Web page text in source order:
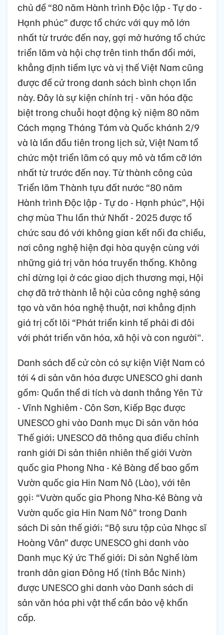
chủ đề “80 năm Hành trình Độc lập - Tự do -
Hạnh phúc” được tổ chức với quy mô lớn
nhất từ trước đến nay, gợi mở hướng tổ chức
triển lãm và hội chợ trên tinh thần đổi mới,
khẳng định tiềm lực và vị thế Việt Nam cũng
được đề cử trong danh sách bình chọn lần
này. Đây là sự kiện chính trị - văn hóa đặc
biệt trong chuỗi hoạt động kỷ niệm 80 năm
Cách mạng Tháng Tám và Quốc khánh 2/9
và là lần đầu tiên trong lịch sử, Việt Nam tổ
chức một triển lãm có quy mô và tầm cỡ lớn
nhất từ trước đến nay. Từ thành công của
Triển lãm Thành tựu đất nước “80 năm
Hành trình Độc lập - Tự do - Hạnh phúc”, Hội
chợ mùa Thu lần thứ Nhất - 2025 được tổ
chức sau đó với không gian kết nối đa chiều,
nơi công nghệ hiện đại hòa quyện cùng với
những giá trị văn hóa truyền thống. Không
chỉ dừng lại ở các giao dịch thương mại, Hội
chợ đã trở thành lễ hội của công nghệ sáng
tạo và văn hóa nghệ thuật, nơi khẳng định
giá trị cốt lõi “Phát triển kinh tế phải đi đôi
với phát triển văn hóa, xã hội và con người".
Danh sách đề cử còn có sự kiện Việt Nam có
tới 4 di sản văn hóa được UNESCO ghi danh
gồm: Quần thể di tích và danh thắng Yên Tử
- Vĩnh Nghiêm - Côn Sơn, Kiếp Bạc được
UNESCO ghi vào Danh mục Di sản văn hóa
Thế giới; UNESCO đã thông qua điều chỉnh
ranh giới Di sản thiên nhiên thế giới Vườn
quốc gia Phong Nha - Kẻ Bàng để bao gồm
Vườn quốc gia Hin Nam Nô (Lào), với tên
gọi: “Vườn quốc gia Phong Nha-Kẻ Bàng và
Vườn quốc gia Hin Nam Nô” trong Danh
sách Di sản thế giới; “Bộ sưu tập của Nhạc sĩ
Hoàng Vân” được UNESCO ghi danh vào
Danh mục Ký ức Thế giới; Di sản Nghề làm
tranh dân gian Đông Hồ (tỉnh Bắc Ninh)
được UNESCO ghi danh vào Danh sách di
sản văn hóa phi vật thể cần bảo vệ khẩn
cấp.